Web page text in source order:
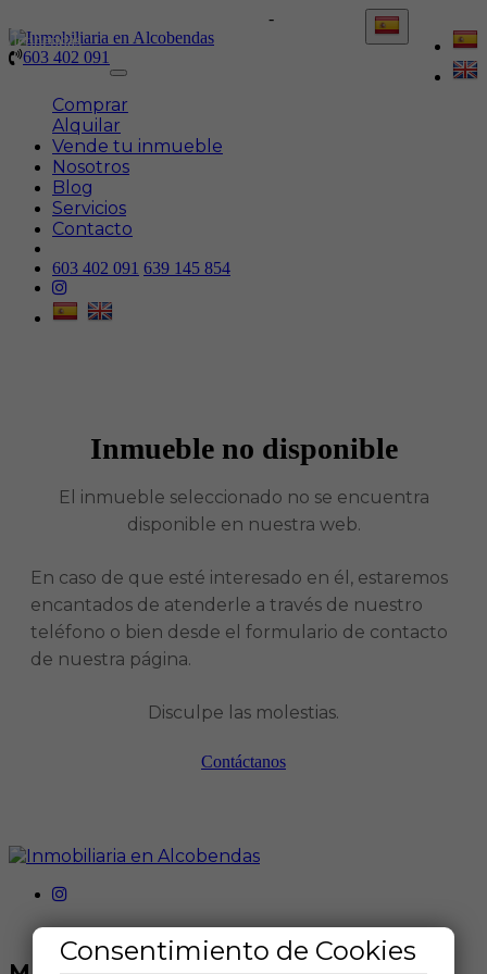
-
603 402 091
Toggle
Comprar
Alquilar
Vende tu inmueble
Nosotros
Blog
Servicios
Contacto
603 402 091 639 145 854
Inmueble no disponible
El inmueble seleccionado no se encuentra
disponible en nuestra web.
En caso de que esté interesado en él, estaremos
encantados de atenderle a través de nuestro
teléfono o bien desde el formulario de contacto
de nuestra página.
Disculpe las molestias.
Contáctanos
Consentimiento de Cookies